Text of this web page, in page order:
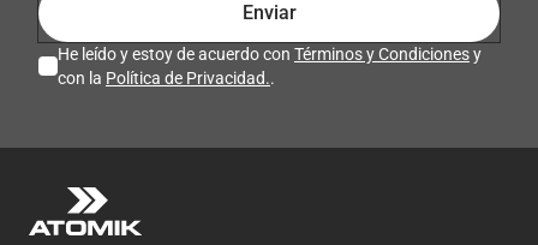
Enviar
He leído y estoy de acuerdo con Términos y Condicionesy
con la Política de Privacidad..